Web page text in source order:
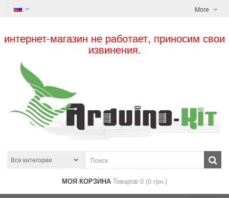
More
интернет-магазин не работает, приносим свои
извинения.
МОЯ КОРЗИНА Товаров 0 (0 грн.)